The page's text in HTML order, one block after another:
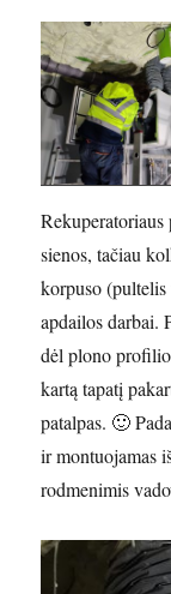
sienos, tačiau
korpuso
apdailos darbai.
dėl plono
kartą tapatį
patalpas. 🙂
ir montuojamas
rodmenimis